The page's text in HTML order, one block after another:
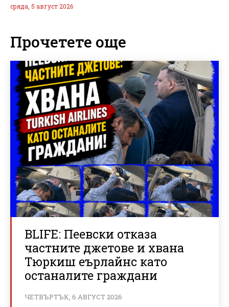
сряда, 5 август 2026
Прочетете още
BLIFE: Пеевски отказа
частните джетове и хвана
Тюркиш еърлайнс като
останалите граждани
ЧЕТВЪРТЪК, 6 АВГУСТ 2026